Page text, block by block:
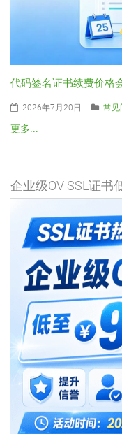
代码签名证书续费价格
2026年7月20日 常见
更多...
企业级OV SSL证书